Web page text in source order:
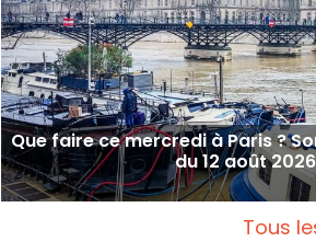
Que faire ce mercredi à Paris ?
du 12 août 2026
Tous